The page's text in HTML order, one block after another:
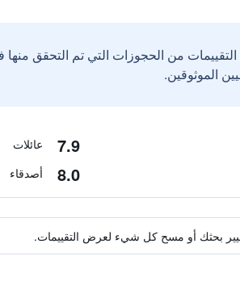
من الحجوزات التي تم التحقق
7.9 عائلات
8.0 أصدقاء
بحثك أو مسح كل شيء لعرض التقييمات.